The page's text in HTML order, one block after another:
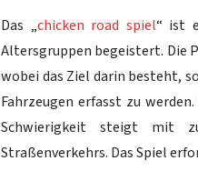
Das „chicken road spiel“ ist
Altersgruppen begeistert. Die
wobei das Ziel darin besteht,
Fahrzeugen erfasst zu
Schwierigkeit steigt mit
Straßenverkehrs. Das Spiel